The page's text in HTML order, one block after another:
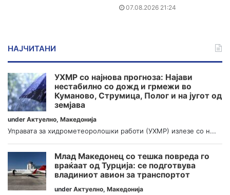
07.08.2026 21:24
НАЈЧИТАНИ
УХМР со најнова прогноза: Најави
нестабилно со дожд и грмежи во
Куманово, Струмица, Полог и на југот од
земјава
under Актуелно, Македонија
Управата за хидрометеоролошки работи (УХМР) излезе со н...
Млад Македонец со тешка повреда го
враќаат од Турција: се подготвува
владиниот авион за транспортот
under Актуелно, Македонија